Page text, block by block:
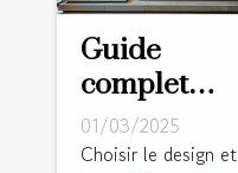
Guide
complet
pour
choisir le
01/03/2025
Choisir le design et